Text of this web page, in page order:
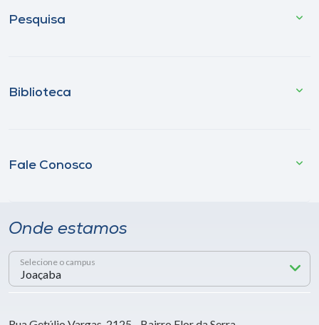
Pesquisa
Biblioteca
Fale Conosco
Onde estamos
Selecione o campus